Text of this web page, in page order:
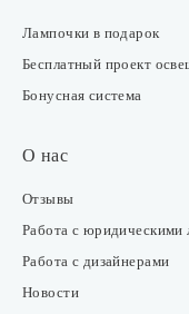
Лампочки в подарок
Бесплатный проект
Бонусная система
О нас
Отзывы
Работа с юридическими
Работа с дизайнерами
Новости